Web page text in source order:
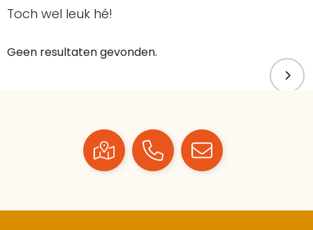
Toch wel leuk hé!
Geen resultaten gevonden.